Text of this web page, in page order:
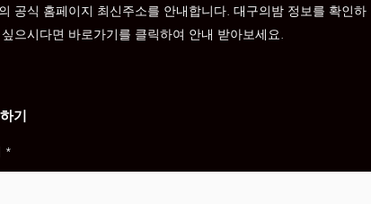
공식 홈페이지 최신주소를 안내합니다. 대구의밤 정보를 확인하
으시다면 바로가기를 클릭하여 안내 받아보세요.
기
*